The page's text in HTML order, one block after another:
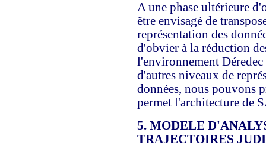
A une phase ultérieure
être envisagé de
représentation des
d'obvier à la réduction
l'environnement
d'autres niveaux de
données, nous pouvons
permet l'architecture de
5. MODELE
TRAJECTOIRES